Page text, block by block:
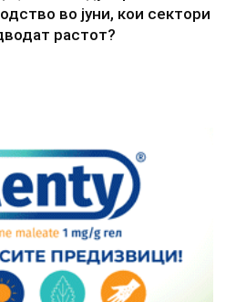
во јуни, кои сектори
растот?